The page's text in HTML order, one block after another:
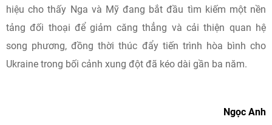
hiệu cho thấy Nga và Mỹ đang bắt đầu tìm kiếm một nền
tảng đối thoại để giảm căng thẳng và cải thiện quan hệ
song phương, đồng thời thúc đẩy tiến trình hòa bình cho
Ukraine trong bối cảnh xung đột đã kéo dài gần ba năm.
Ngọc Anh